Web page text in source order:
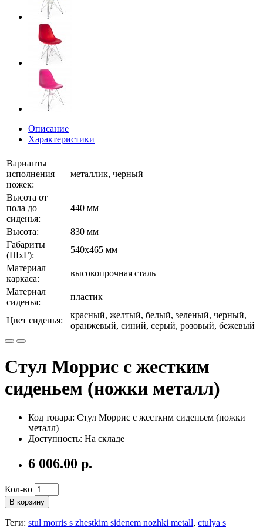
Описание
Характеристики
Варианты
исполнения
ножек:
металлик, черный
Высота от
пола до
сиденья:
440 мм
Высота:
830 мм
Габариты
(ШхГ):
540х465 мм
Материал
каркаса:
высокопрочная сталь
Материал
сиденья:
пластик
Цвет сиденья:
красный, желтый, белый, зеленый, черный,
оранжевый, синий, серый, розовый, бежевый
Стул Моррис с жестким
сиденьем (ножки металл)
Код товара: Стул Моррис с жестким сиденьем (ножки
металл)
Доступность: На складе
6 006.00 р.
Кол-во
В корзину
Теги: stul morris s zhestkim sidenem nozhki metall, ctulya s